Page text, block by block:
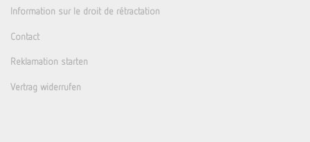
Information sur le droit de rétractation
Contact
Reklamation starten
Vertrag widerrufen